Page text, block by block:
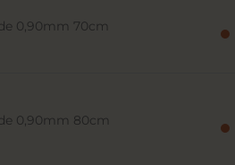
0,90mm 70cm
0,90mm 80cm